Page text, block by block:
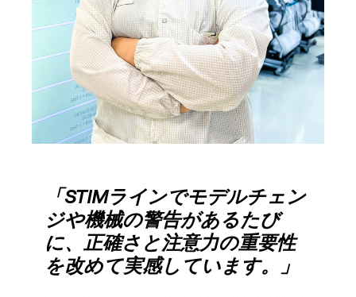
「STIMラインでモデルチェン
ジや機械の警告があるたび
に、正確さと注意力の重要性
を改めて実感しています。」